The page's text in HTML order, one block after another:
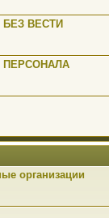
ВЕСТИ
организации